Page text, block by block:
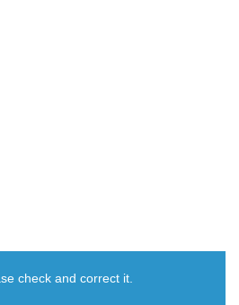
check and correct it.